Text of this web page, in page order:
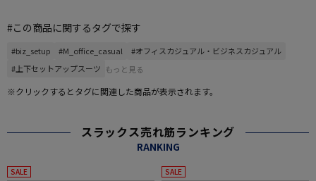
#この商品に関するタグで探す
#biz_setup #M_office_casual
#オフィスカジュアル・ビジネスカジュアル
#上下セットアップスーツ もっと見る
※クリックするとタグに関連した商品が表示されます。
スラックス売れ筋ランキング
RANKING
SALE SALE